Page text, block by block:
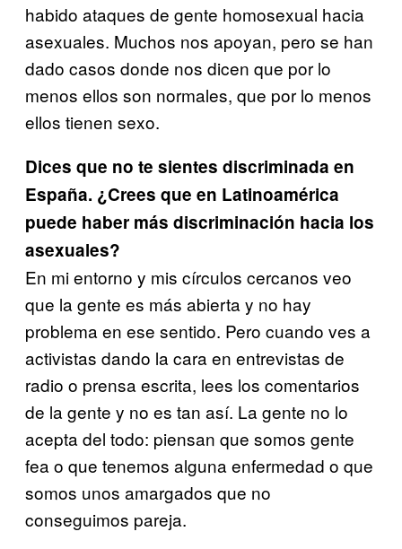
habido ataques de gente homosexual hacia
asexuales. Muchos nos apoyan, pero se han
dado casos donde nos dicen que por lo
menos ellos son normales, que por lo menos
ellos tienen sexo.
Dices que no te sientes discriminada en
España. ¿Crees que en Latinoamérica
puede haber más discriminación hacia los
asexuales?
En mi entorno y mis círculos cercanos veo
que la gente es más abierta y no hay
problema en ese sentido. Pero cuando ves a
activistas dando la cara en entrevistas de
radio o prensa escrita, lees los comentarios
de la gente y no es tan así. La gente no lo
acepta del todo: piensan que somos gente
fea o que tenemos alguna enfermedad o que
somos unos amargados que no
conseguimos pareja.